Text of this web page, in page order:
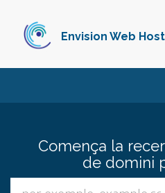
Envision Web Host
Comença la
de domini